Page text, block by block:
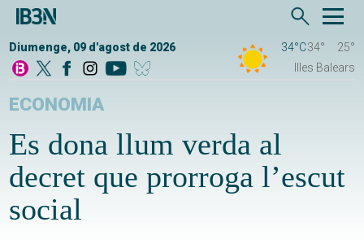
Diumenge, 09 d'agost de 2026 34°C34°
25°
Illes Balears
ECONOMIA
Es dona llum verda al
decret que prorroga l’escut
social